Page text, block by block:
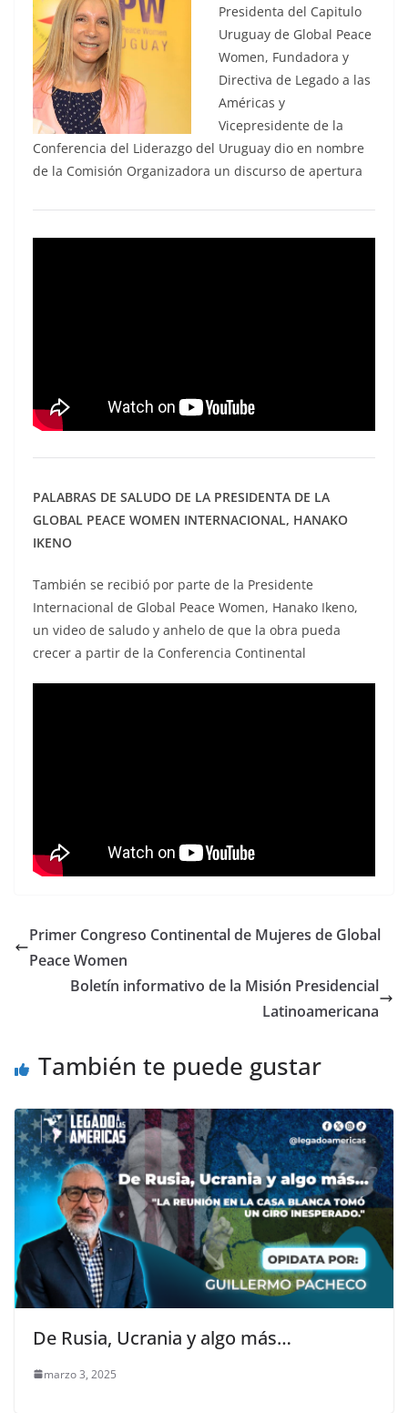
Presidenta del Capitulo
Uruguay de Global Peace
Women, Fundadora y
Directiva de Legado a las
Américas y
Vicepresidente de la
Conferencia del Liderazgo del Uruguay dio en nombre
de la Comisión Organizadora un discurso de apertura
PALABRAS DE SALUDO DE LA PRESIDENTA DE LA
GLOBAL PEACE WOMEN INTERNACIONAL, HANAKO
IKENO
También se recibió por parte de la Presidente
Internacional de Global Peace Women, Hanako Ikeno,
un video de saludo y anhelo de que la obra pueda
crecer a partir de la Conferencia Continental
Primer Congreso Continental de Mujeres de Global
Peace Women
Boletín informativo de la Misión Presidencial
Latinoamericana
También te puede gustar
De Rusia, Ucrania y algo más…
marzo 3, 2025